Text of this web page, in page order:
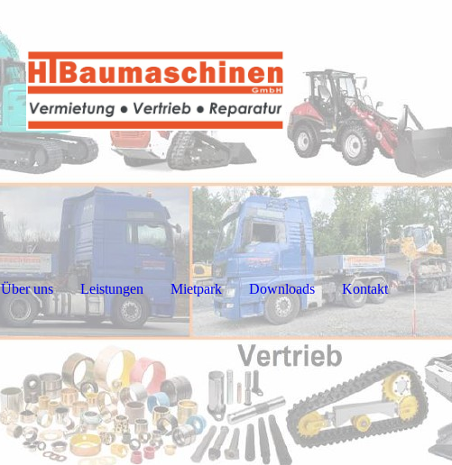
Über uns Leistungen Mietpark Downloads Kontakt